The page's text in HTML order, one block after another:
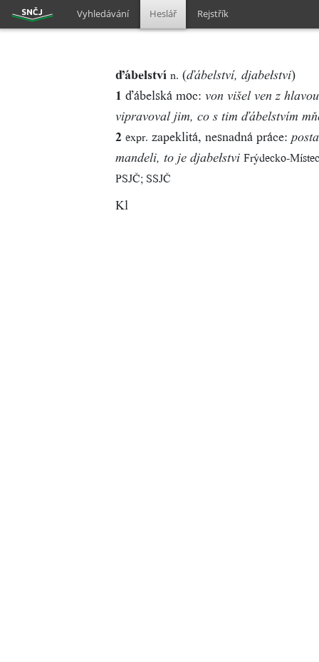
Vyhledávání Heslář Rejstřík
ďábelství n. (ďábelství, djabełstvi)
1 ďábelská moc: von višel ven z
vipravoval jim, co s tim ďábelstvím
2 expr. zapeklitá, nesnadná práce:
mandeli, to je djabełstvi Frýdecko-
PSJČ; SSJČ
Kl